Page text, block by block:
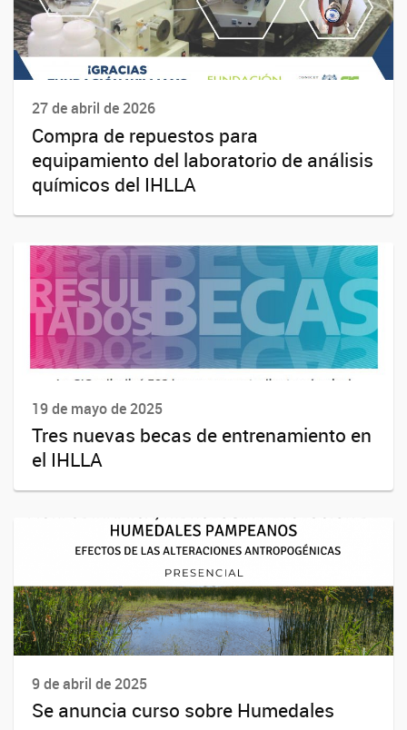
27 de abril de 2026
Compra de repuestos para
equipamiento del laboratorio de análisis
químicos del IHLLA
19 de mayo de 2025
Tres nuevas becas de entrenamiento en
el IHLLA
9 de abril de 2025
Se anuncia curso sobre Humedales